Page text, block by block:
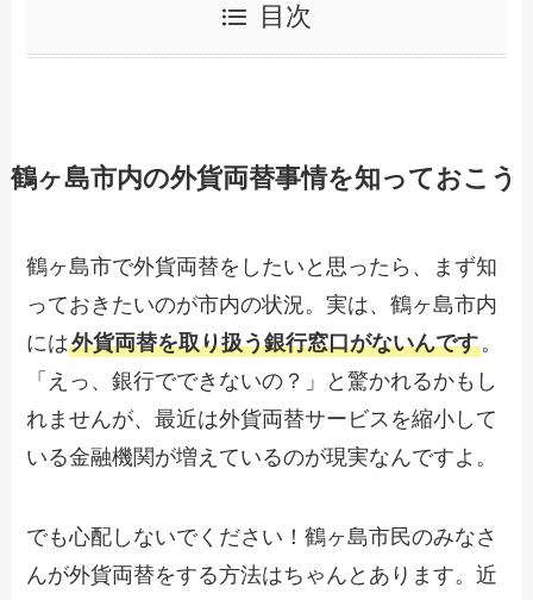
目次
鶴ヶ島市内の外貨両替事情を知っておこう
鶴ヶ島市で外貨両替をしたいと思ったら、まず知
っておきたいのが市内の状況。実は、鶴ヶ島市内
には外貨両替を取り扱う銀行窓口がないんです。
「えっ、銀行でできないの？」と驚かれるかもし
れませんが、最近は外貨両替サービスを縮小して
いる金融機関が増えているのが現実なんですよ。
でも心配しないでください！鶴ヶ島市民のみなさ
んが外貨両替をする方法はちゃんとあります。近